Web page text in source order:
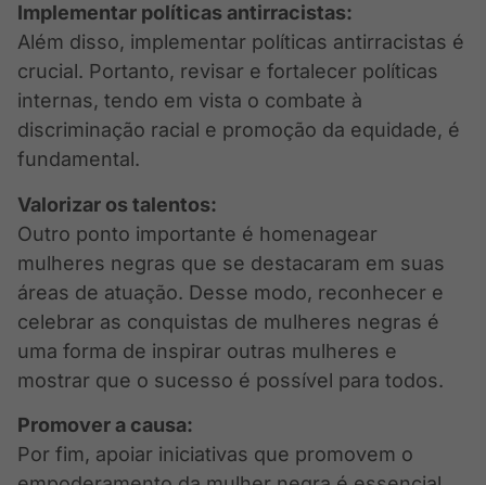
Implementar políticas antirracistas:
Além disso, implementar políticas antirracistas é
crucial. Portanto, revisar e fortalecer políticas
internas, tendo em vista o combate à
discriminação racial e promoção da equidade, é
fundamental.
Valorizar os talentos:
Outro ponto importante é homenagear
mulheres negras que se destacaram em suas
áreas de atuação. Desse modo, reconhecer e
celebrar as conquistas de mulheres negras é
uma forma de inspirar outras mulheres e
mostrar que o sucesso é possível para todos.
Promover a causa:
Por fim, apoiar iniciativas que promovem o